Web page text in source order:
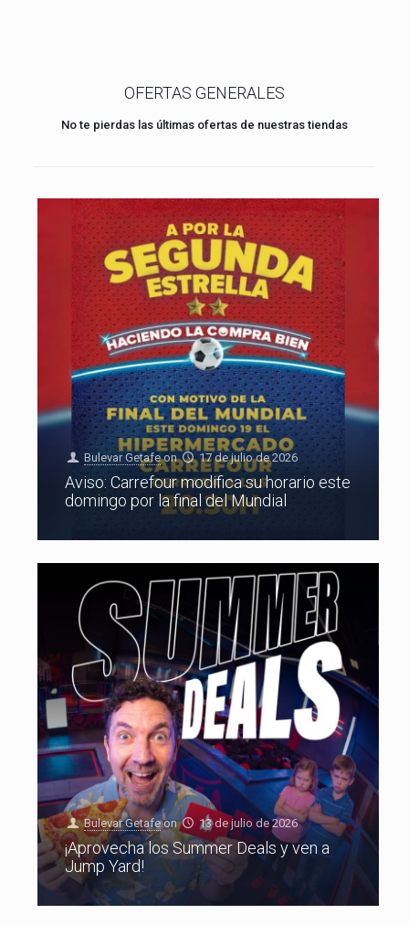
OFERTAS GENERALES
No te pierdas las últimas ofertas de nuestras tiendas
Bulevar Getafe on 17 de julio de 2026
Aviso: Carrefour modifica su horario este
domingo por la final del Mundial
Bulevar Getafe on 13 de julio de 2026
¡Aprovecha los Summer Deals y ven a
Jump Yard!